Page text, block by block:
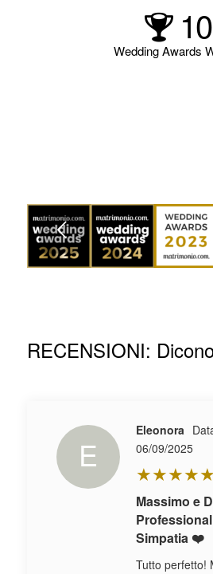
10
Wedding Awards
Succ
RECENSIONI:
E
Eleonora
06/09/2025
★★★★★
Massimo e
Simpatia ❤️
Tutto perfetto!